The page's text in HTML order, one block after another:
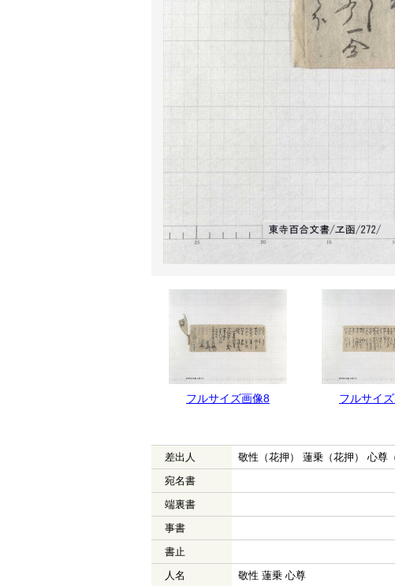
フルサイズ画像8 フルサイ
差出人
敬性（花押） 蓮乗（花押） 心尊
宛名書
端裏書
事書
書止
人名
敬性 蓮乗 心尊